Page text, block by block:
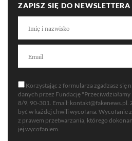
ZAPISZ SIĘ DO NEWSLETTERA
Korzystając z formularza zgadzasz się
danych przez Fundację
8/9, 90-301. Email: kontakt@fakenews.pl
być w każdej chwili wycofana. Wycofanie
z prawem przetwarzania, którego
jej wycofaniem.